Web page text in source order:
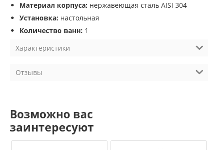
Материал корпуса: нержавеющая сталь AISI 304
Установка: настольная
Количество ванн: 1
Характеристики
Отзывы
Возможно вас
заинтересуют